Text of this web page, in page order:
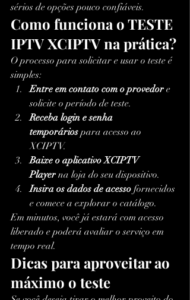
sérios de opções pouco confiáveis.
Como funciona o TESTE
IPTV XCIPTV na prática?
O processo para solicitar e usar o teste é
simples:
Entre em contato com o provedor e
solicite o período de teste.
Receba login e senha
temporários para acesso ao
XCIPTV.
Baixe o aplicativo XCIPTV
Player na loja do seu dispositivo.
Insira os dados de acesso fornecidos
e comece a explorar o catálogo.
Em minutos, você já estará com acesso
liberado e poderá avaliar o serviço em
tempo real.
Dicas para aproveitar ao
máximo o teste